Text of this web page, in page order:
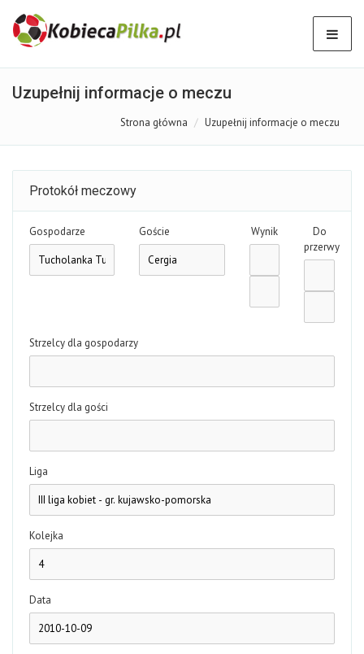
Uzupełnij informacje o meczu
Strona główna Uzupełnij informacje o meczu
Protokół meczowy
Gospodarze Goście Wynik
Do
przerwy
Strzelcy dla gospodarzy
Strzelcy dla gości
Liga
Kolejka
Data